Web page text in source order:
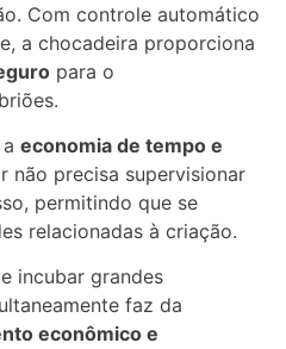
Com controle automático
a chocadeira proporciona
para o
economia de tempo e
não precisa supervisionar
permitindo que se
relacionadas à criação.
incubar grandes
faz da
econômico e